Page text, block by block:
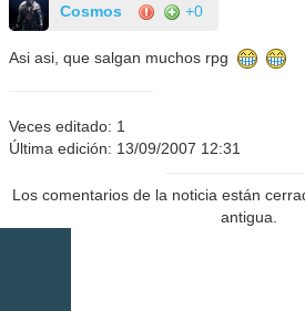
Cosmos +0
Asi asi, que salgan muchos rpg
Veces editado: 1
Última edición: 13/09/2007 12:31
Los comentarios de la noticia están
antigua.